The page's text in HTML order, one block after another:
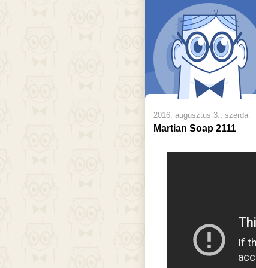
2016. augusztus 3., szerda
Martian Soap 2111